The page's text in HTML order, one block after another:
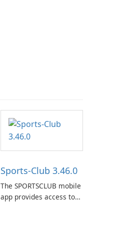
Sports-Club 3.46.0
The SPORTSCLUB mobile
app provides access to